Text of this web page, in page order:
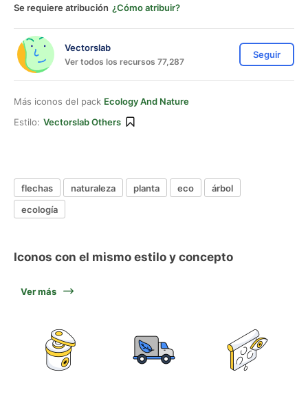
Se requiere atribución ¿Cómo atribuir?
Vectorslab
Ver todos los recursos 77,287
Seguir
Más iconos del pack Ecology And Nature
Estilo: Vectorslab Others
flechas naturaleza planta eco
árbol
ecología
Iconos con el mismo estilo y concepto
Ver más